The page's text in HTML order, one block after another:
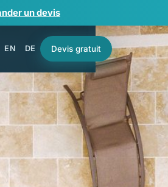
un devis
EN DE Devis gratuit